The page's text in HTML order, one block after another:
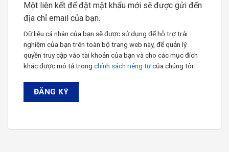
Một liên kết để đặt mật khẩu mới sẽ được gửi đến
địa chỉ email của bạn.
Dữ liệu cá nhân của bạn sẽ được sử dụng để hỗ trợ trải
nghiệm của bạn trên toàn bộ trang web này, để quản lý
quyền truy cập vào tài khoản của bạn và cho các mục đích
khác được mô tả trong chính sách riêng tưcủa chúng tôi.
ĐĂNG KÝ